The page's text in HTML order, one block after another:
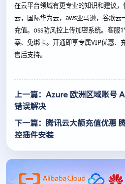
在云平台领域有更专业的知识和建议
云，国际华为云，aws亚马逊，谷歌云
充值。oss防风控上传加密系统。客服
案、免绑卡。开通即享专属VIP优惠、
售后支持。
上一篇：Azure 欧洲区域账号
错误解决
下一篇：腾讯云大额充值优惠
控插件安装